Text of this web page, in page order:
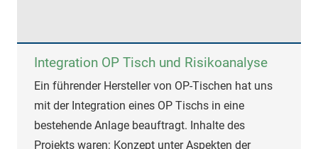
Integration OP Tisch und Risikoanalyse
Ein führender Hersteller von OP-Tischen hat uns
mit der Integration eines OP Tischs in eine
bestehende Anlage beauftragt. Inhalte des
Projekts waren: Konzept unter Aspekten der